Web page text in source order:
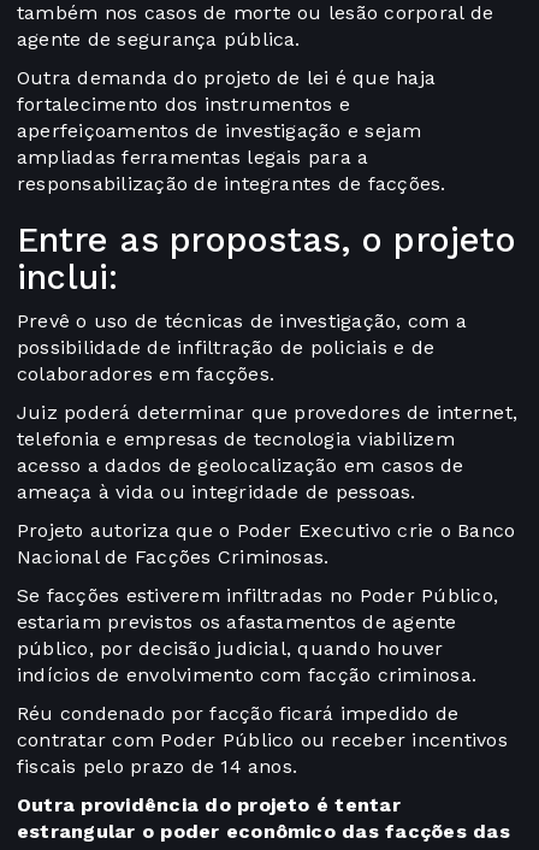
também nos casos de morte ou lesão corporal de
agente de segurança pública.
Outra demanda do projeto de lei é que haja
fortalecimento dos instrumentos e
aperfeiçoamentos de investigação e sejam
ampliadas ferramentas legais para a
responsabilização de integrantes de facções.
Entre as propostas, o projeto
inclui:
Prevê o uso de técnicas de investigação, com a
possibilidade de infiltração de policiais e de
colaboradores em facções.
Juiz poderá determinar que provedores de internet,
telefonia e empresas de tecnologia viabilizem
acesso a dados de geolocalização em casos de
ameaça à vida ou integridade de pessoas.
Projeto autoriza que o Poder Executivo crie o Banco
Nacional de Facções Criminosas.
Se facções estiverem infiltradas no Poder Público,
estariam previstos os afastamentos de agente
público, por decisão judicial, quando houver
indícios de envolvimento com facção criminosa.
Réu condenado por facção ficará impedido de
contratar com Poder Público ou receber incentivos
fiscais pelo prazo de 14 anos.
Outra providência do projeto é tentar
estrangular o poder econômico das facções das